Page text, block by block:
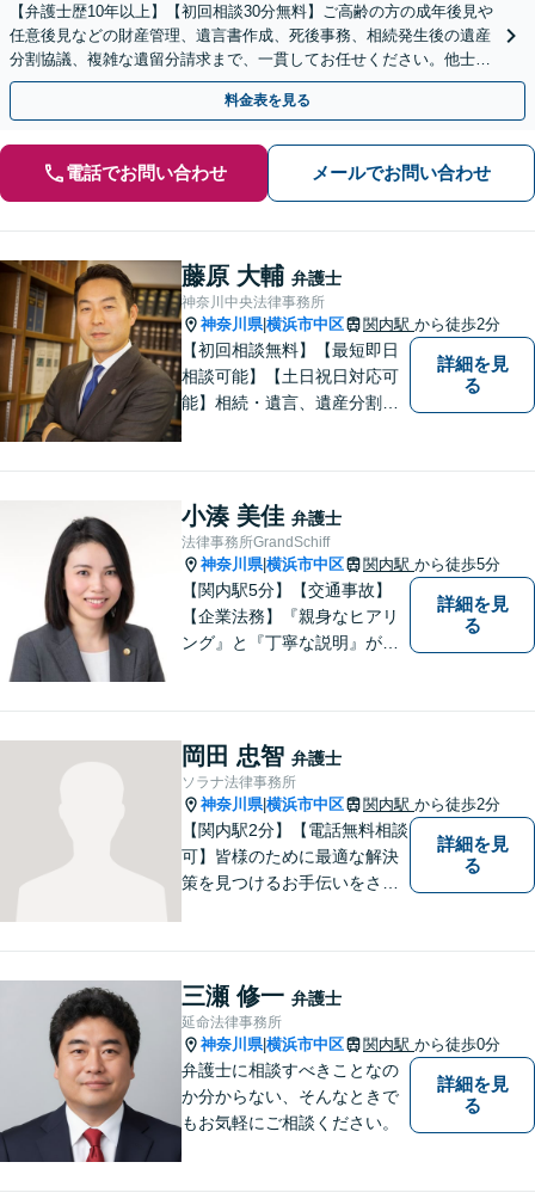
【弁護士歴10年以上】【初回相談30分無料】ご高齢の方の成年後見や
任意後見などの財産管理、遺言書作成、死後事務、相続発生後の遺産
分割協議、複雑な遺留分請求まで、一貫してお任せください。他士業
との連携力を活かした最適解の追求【WEB面談対応】
料金表を見る
電話でお問い合わせ メールでお問い合わせ
藤原 大輔 弁護士
神奈川中央法律事務所
神奈川県|横浜市中区 関内駅 から徒歩2分
【初回相談無料】【最短即日
相談可能】【土日祝日対応可
能】相続・遺言、遺産分割、
い。損のない、適切な、早期
解決方法をご提案し、事件解
決のため尽力いたします。
詳細を見
る
小湊 美佳 弁護士
法律事務所GrandSchiff
神奈川県|横浜市中区 関内駅 から徒歩5分
【関内駅5分】【交通事故】
【企業法務】『親身なヒアリ
ング』と『丁寧な説明』がモ
頼者様が安心して将来を過ご
せるようになるための支援を
いたします。
詳細を見
る
岡田 忠智 弁護士
ソラナ法律事務所
神奈川県|横浜市中区 関内駅 から徒歩2分
【関内駅2分】【電話無料相談
可】皆様のために最適な解決
策を見つけるお手伝いをさせ
ポートを提供します。どうぞ
お気軽にご相談ください。
詳細を見
る
三瀬 修一 弁護士
延命法律事務所
神奈川県|横浜市中区 関内駅 から徒歩0分
弁護士に相談すべきことなの
か分からない、そんなときで
もお気軽にご相談ください。
詳細を見
る